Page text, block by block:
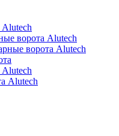
ворота Alutech
ворота Alutech
Alutech